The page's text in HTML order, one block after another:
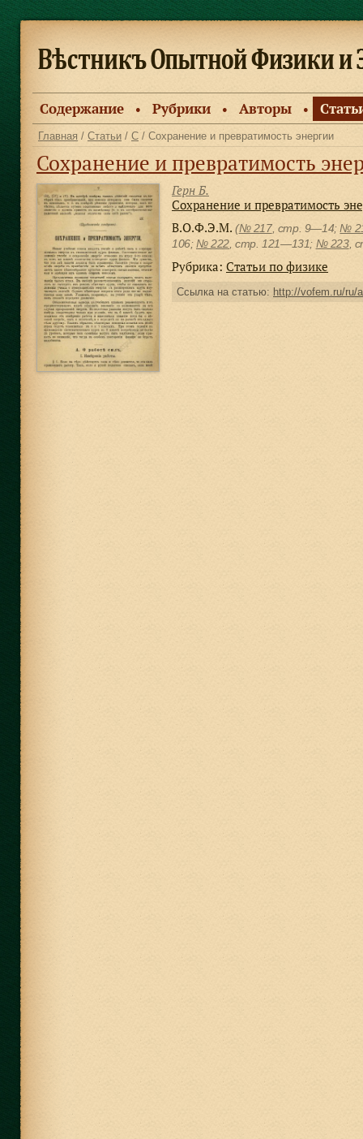
Содержание ● Рубрики ● Авторы ●
Главная / Статьи / С / Сохранение и превратимость энергии
Сохранение и превратимость
Герн Б.
Сохранение и превратимость
В.О.Ф.Э.М. (№ 217, стр. 9—14; №
106; № 222 , cтр. 121—131; № 223,
Рубрика: Статьи по физике
Ссылка на статью: http://vofem.ru/ru/